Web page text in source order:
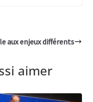
aux enjeux différents
aimer